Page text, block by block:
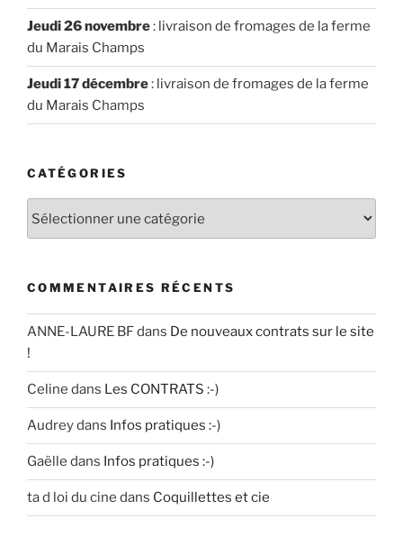
Jeudi 26 novembre: livraison de fromages de la ferme
du Marais Champs
Jeudi 17 décembre: livraison de fromages de la ferme
du Marais Champs
CATÉGORIES
COMMENTAIRES RÉCENTS
ANNE-LAURE BFdans De nouveaux contrats sur le site
!
Celine dans Les CONTRATS :-)
Audreydans Infos pratiques :-)
Gaëlle dans Infos pratiques :-)
ta d loi du cine dans Coquillettes et cie